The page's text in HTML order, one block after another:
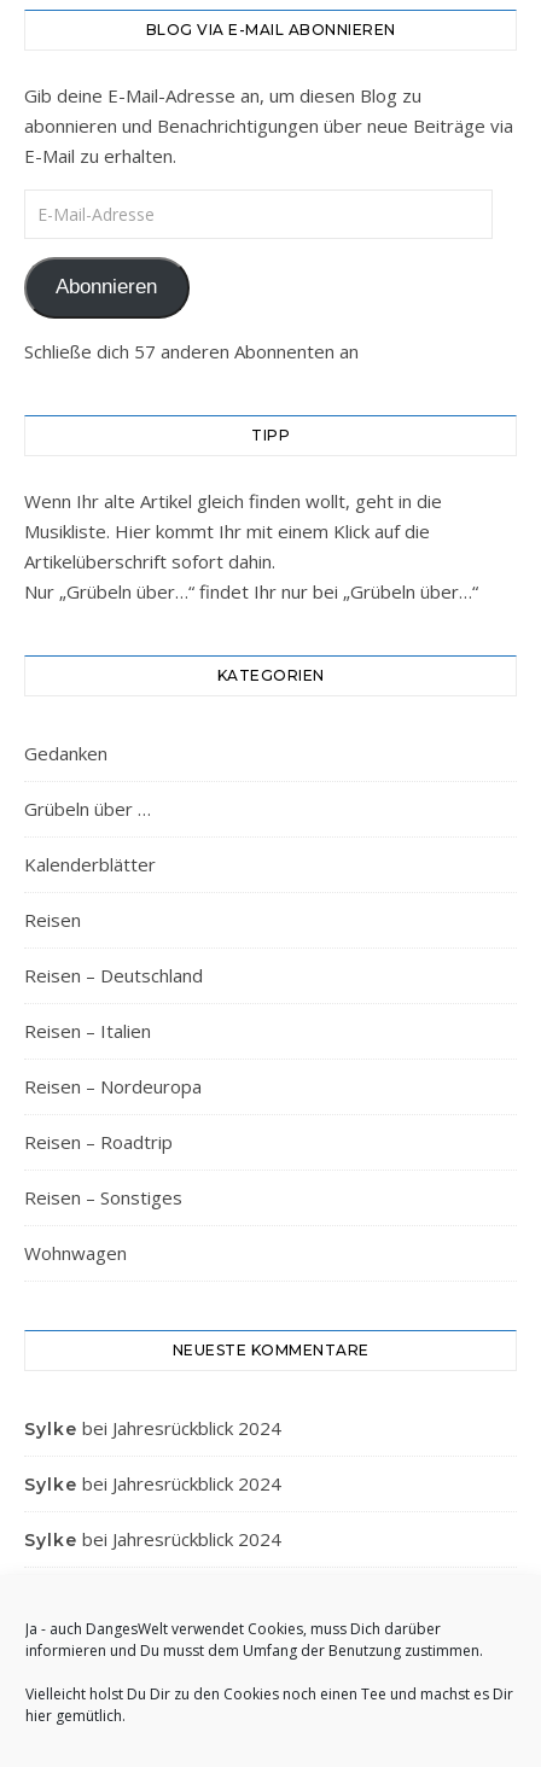
Ja - auch DangesWelt verwendet Cookies, muss Dich darüber
informieren und Du musst dem Umfang der Benutzung zustimmen.
Vielleicht holst Du Dir zu den Cookies noch einen Tee und machst es Dir
hier gemütlich.
BLOG VIA E-MAIL ABONNIEREN
Gib deine E-Mail-Adresse an, um diesen Blog zu
abonnieren und Benachrichtigungen über neue Beiträge via
E-Mail zu erhalten.
E-Mail-Adresse
Abonnieren
Schließe dich 57 anderen Abonnenten an
TIPP
Wenn Ihr alte Artikel gleich finden wollt, geht in die
Musikliste. Hier kommt Ihr mit einem Klick auf die
Artikelüberschrift sofort dahin.
Nur „Grübeln über…“ findet Ihr nur bei „Grübeln über…“
KATEGORIEN
Gedanken
Grübeln über …
Kalenderblätter
Reisen
Reisen – Deutschland
Reisen – Italien
Reisen – Nordeuropa
Reisen – Roadtrip
Reisen – Sonstiges
Wohnwagen
NEUESTE KOMMENTARE
Sylke bei Jahresrückblick 2024
Sylke bei Jahresrückblick 2024
Sylke bei Jahresrückblick 2024
AnettbeiJahresrückblick 2024